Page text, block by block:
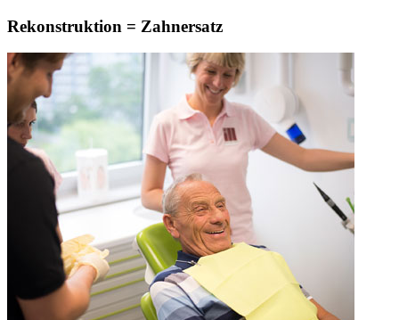
Rekonstruktion = Zahnersatz